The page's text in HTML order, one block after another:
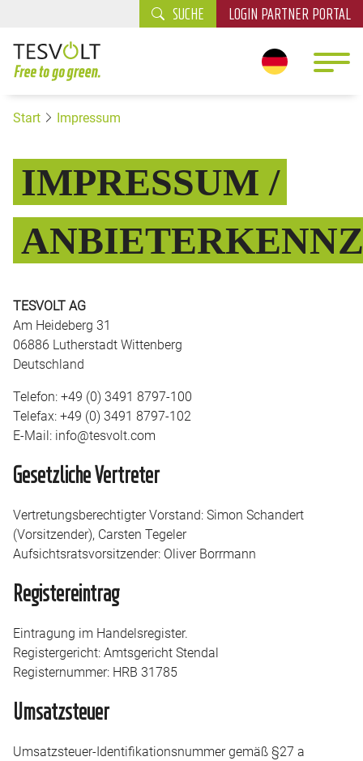
SUCHE LOGIN PARTNER PORTAL
Start Impressum
IMPRESSUM /
TESVOLT AG
Am Heideberg 31
06886 Lutherstadt Wittenberg
Deutschland
Telefon: +49 (0) 3491 8797-100
Telefax: +49 (0) 3491 8797-102
E-Mail: info@tesvolt.com
Gesetzliche Vertreter
Vertretungsberechtigter Vorstand: Simon Schandert
(Vorsitzender), Carsten Tegeler
Aufsichtsratsvorsitzender: Oliver Borrmann
Registereintrag
Eintragung im Handelsregister.
Registergericht: Amtsgericht Stendal
Registernummer: HRB 31785
Umsatzsteuer
Umsatzsteuer-Identifikationsnummer gemäß §27 a